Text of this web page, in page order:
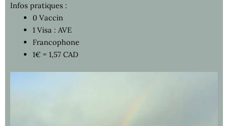
Infos pratiques :
0 Vaccin
1 Visa : AVE
Francophone
1€ = 1,57 CAD